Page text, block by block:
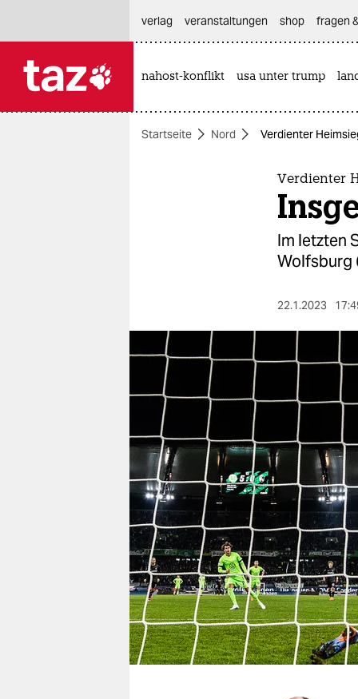
themen
berlin
nord
wahrheit
verlag
verlag
veranstaltungen
shop
fragen & hilfe
unterstützen
abo
verlag
veranstaltungen shop fragen
nahost-konflikt usa unter trump
Startseite Nord Verdienter
Verdienter
Im letzten
Wolfsburg
22.1.2023